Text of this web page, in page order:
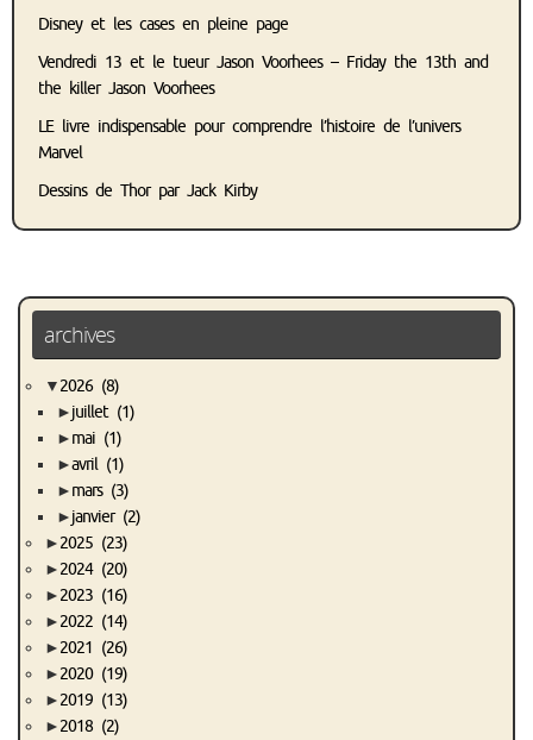
Disney et les cases en pleine page
Vendredi 13 et le tueur Jason Voorhees – Friday the 13th and
the killer Jason Voorhees
LE livre indispensable pour comprendre l’histoire de l’univers
Marvel
Dessins de Thor par Jack Kirby
archives
▼2026 (8)
►juillet (1)
►mai (1)
►avril (1)
►mars (3)
►janvier (2)
►2025 (23)
►2024 (20)
►2023 (16)
►2022 (14)
►2021 (26)
►2020 (19)
►2019 (13)
►2018 (2)